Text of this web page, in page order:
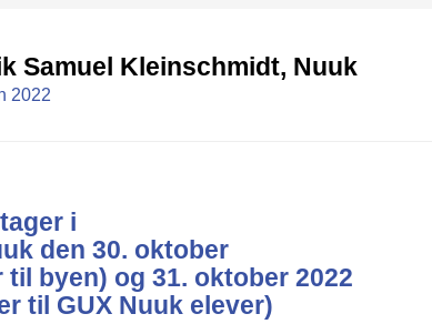
Samuel Kleinschmidt, Nuuk
2022
i
den 30. oktober
byen) og 31. oktober 2022
til GUX Nuuk elever)